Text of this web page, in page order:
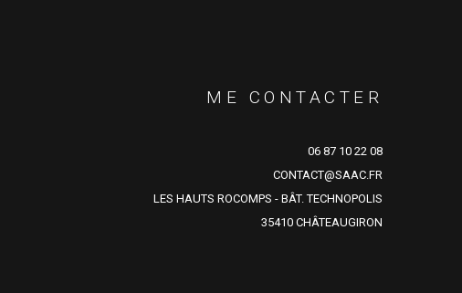
ME CONTACTER
06 87 10 22 08
CONTACT@SAAC.FR
LES HAUTS ROCOMPS - BÂT. TECHNOPOLIS
35410 CHÂTEAUGIRON